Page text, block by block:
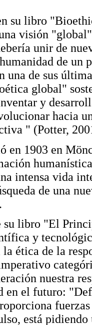
su libro
visión
unir de
de un
una de sus
global"
y
hacia
" (Potter,
en 1903 en
intensa vida
de una
su libro "El
y
la ética de la
nuestra
en el futuro:
está